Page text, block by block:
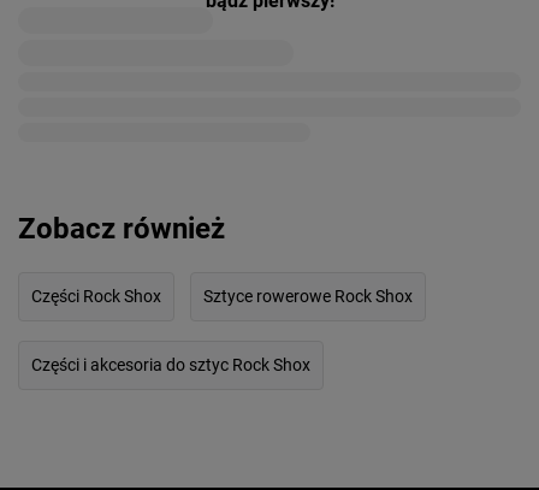
Zobacz również
Części Rock Shox Sztyce rowerowe Rock Shox
Części i akcesoria do sztyc Rock Shox